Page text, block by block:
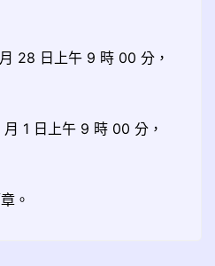
28 日上午 9 時 00 分，
1 日上午 9 時 00 分，
。